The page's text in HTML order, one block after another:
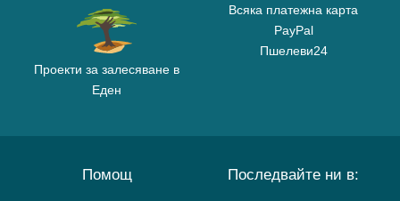
Проекти за залесяване в
Еден
Всяка платежна карта
PayPal
Пшелеви24
Помощ Последвайте ни в: